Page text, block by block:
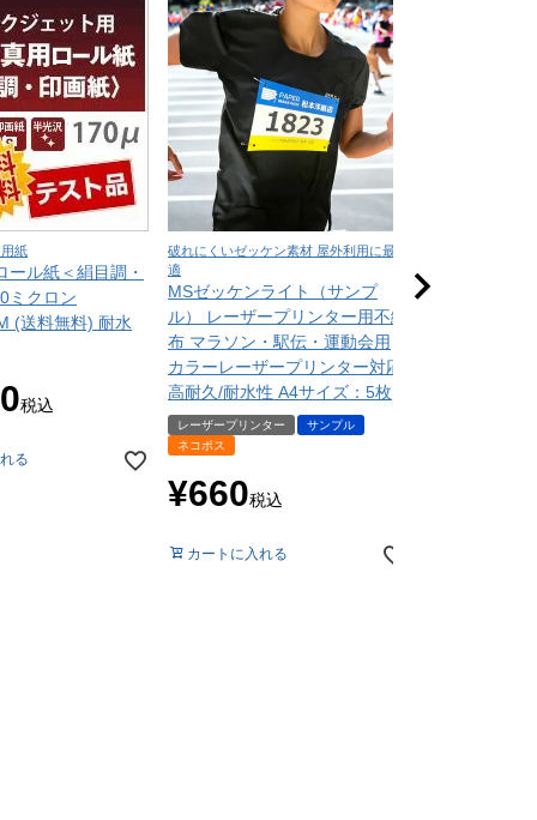
紙
ール紙＜絹目調・
ミクロン
(送料無料) 耐水
税込
る
破れにくいゼッケン素材 屋外利用に最
適
MSゼッケンライト（サンプ
ル） レーザープリンター用不織
布 マラソン・駅伝・運動会用
カラーレーザープリンター対応
高耐久/耐水性 A4サイズ：5枚
レーザープリンター
サンプル
ネコポス
¥660税込
カートに入れる
吸取紙